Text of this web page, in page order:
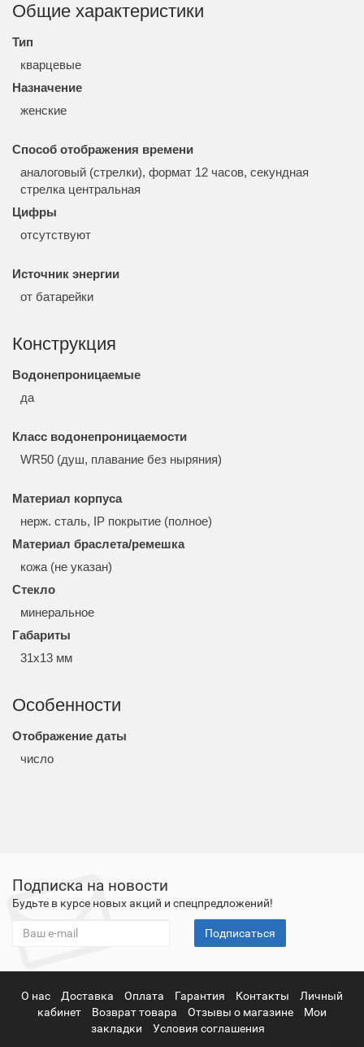
Общие характеристики
Тип
кварцевые
Назначение
женские
Способ отображения времени
аналоговый (стрелки), формат 12 часов, секундная
стрелка центральная
Цифры
отсутствуют
Источник энергии
от батарейки
Конструкция
Водонепроницаемые
да
Класс водонепроницаемости
WR50 (душ, плавание без ныряния)
Материал корпуса
нерж. сталь, IP покрытие (полное)
Материал браслета/ремешка
кожа (не указан)
Стекло
минеральное
Габариты
31x13 мм
Особенности
Отображение даты
число
Подписка на новости
Будьте в курсе новых акций и спецпредложений!
Подписаться
О нас Доставка Оплата Гарантия Контакты
Личный
кабинет
Возврат товара Отзывы о магазине
Мои
закладки
Условия соглашения